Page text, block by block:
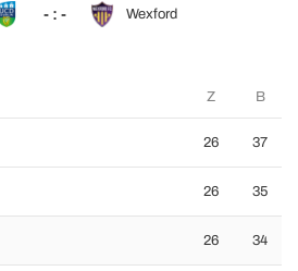
- : - Wexford
Z B
26 37
26 35
26 34